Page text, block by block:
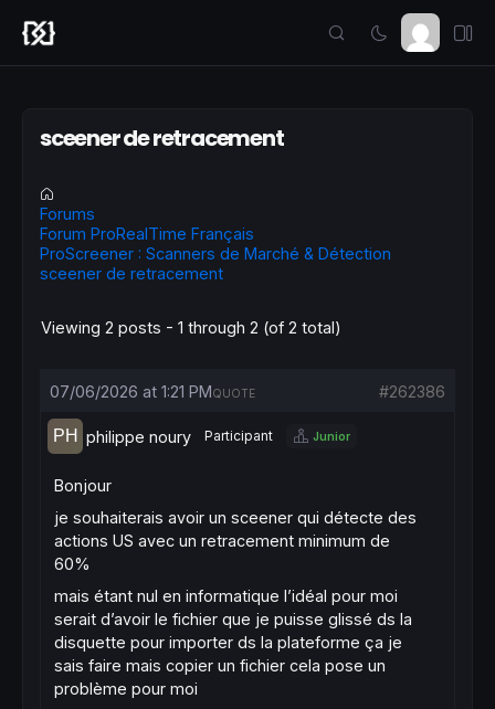
sceener de retracement
Forums
Forum ProRealTime Français
ProScreener : Scanners de Marché & Détection
sceener de retracement
Viewing 2 posts - 1 through 2 (of 2 total)
07/06/2026 at 1:21 PM #262386
QUOTE
philippe noury Participant Junior
Bonjour
je souhaiterais avoir un sceener qui détecte des
actions US avec un retracement minimum de
60%
mais étant nul en informatique l’idéal pour moi
serait d’avoir le fichier que je puisse glissé ds la
disquette pour importer ds la plateforme ça je
sais faire mais copier un fichier cela pose un
problème pour moi